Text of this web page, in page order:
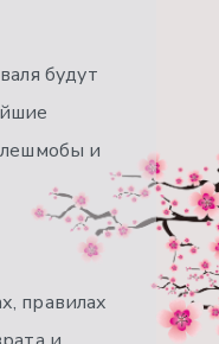
будут
и
правилах